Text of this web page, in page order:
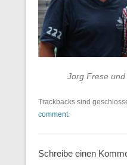
Jorg Frese
Trackbacks sind
comment.
Schreibe einen